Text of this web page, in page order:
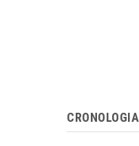
CRONOLOGIA